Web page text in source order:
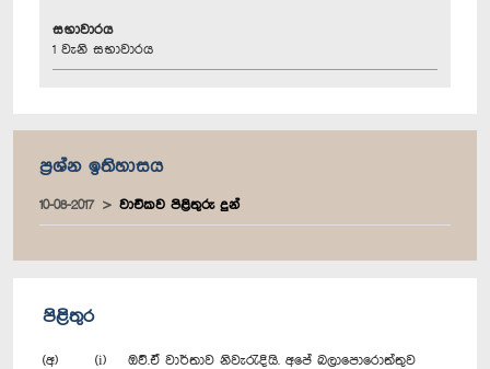
සභාවාරය
1 වැනි සභාවාරය
ප්‍රශ්න ඉතිහාසය
10-08-2017 වාචිකව පිළිතුරු දුන්
පිළිතුර
(අ) (i) ඔව්.‍ඒ වාර්තාව නිවැරැදියි. අපේ බලාපොරොත්තුව